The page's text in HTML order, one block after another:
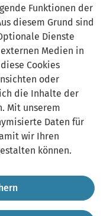
Funktionen der
diesem Grund sind
Dienste
Medien in
Cookies
oder
die Inhalte der
Mit unserem
Daten für
wir Ihren
können.